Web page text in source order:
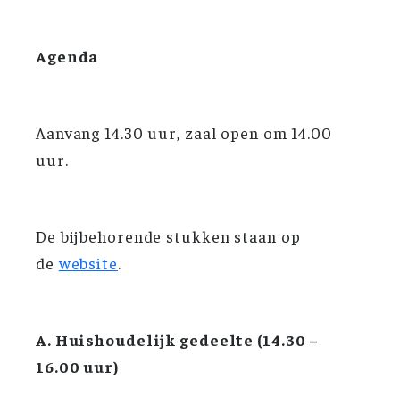
Agenda
Aanvang 14.30 uur, zaal open om 14.00
uur.
De bijbehorende stukken staan op
dewebsite.
A. Huishoudelijk gedeelte (14.30 –
16.00 uur)